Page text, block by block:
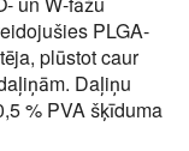
PLGA-
plūstot caur
Daļiņu
% PVA šķīduma